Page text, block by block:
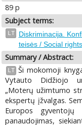
89 p
Subject terms:
LT Diskriminacija.
teisės / Social rights
Summary / Abstract:
LT Ši mokomoji
Vytauto Didžiojo
„Moterų užimtumo
ekspertų įžvalgas.
Europos
panaudojimas,